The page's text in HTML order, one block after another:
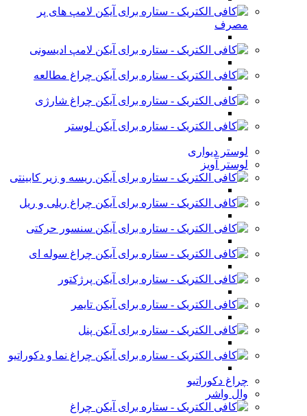
لامپ های پر
مصرف
لامپ ادیسونی
چراغ مطالعه
چراغ شارژی
لوستر
لوستر دیواری
لوستر آویز
ریسه و زیر کابینتی
چراغ ریلی و ریل
سنسور حرکتی
چراغ سوله ای
پرژکتور
تایمر
پنل
چراغ نما و دکوراتیو
چراغ دکوراتیو
وال واشر
چراغ